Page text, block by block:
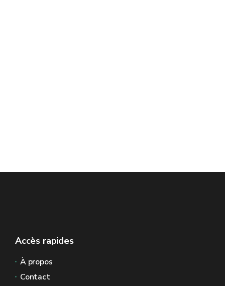
Accès rapides
À propos
Contact